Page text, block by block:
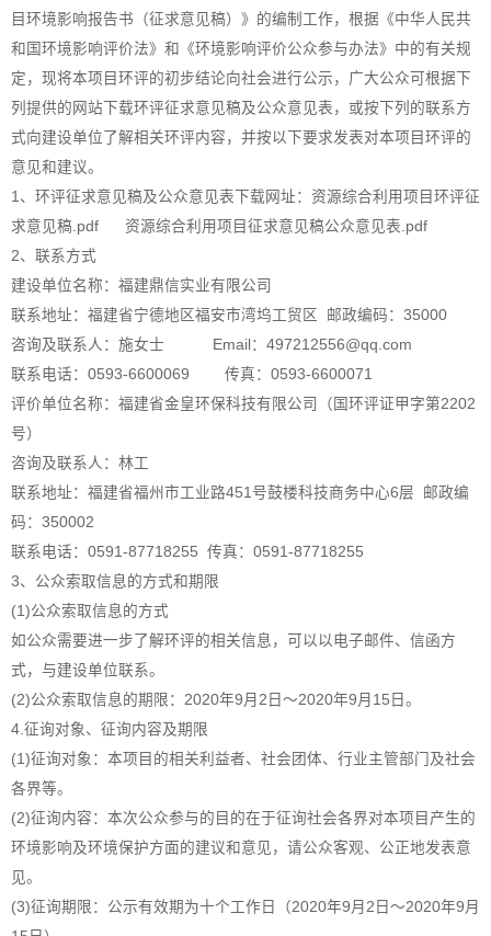
目环境影响报告书（征求意见稿）》的编制工作，根据《中华人民共
和国环境影响评价法》和《环境影响评价公众参与办法》中的有关规
定，现将本项目环评的初步结论向社会进行公示，广大公众可根据下
列提供的网站下载环评征求意见稿及公众意见表，或按下列的联系方
式向建设单位了解相关环评内容，并按以下要求发表对本项目环评的
意见和建议。
1、环评征求意见稿及公众意见表下载网址：资源综合利用项目环评征
求意见稿.pdf 资源综合利用项目征求意见稿公众意见表.pdf
2、联系方式
建设单位名称：福建鼎信实业有限公司
联系地址：福建省宁德地区福安市湾坞工贸区 邮政编码：35000
咨询及联系人：施女士 Email：497212556@qq.com
联系电话：0593-6600069 传真：0593-6600071
评价单位名称：福建省金皇环保科技有限公司（国环评证甲字第2202
号）
咨询及联系人：林工
联系地址：福建省福州市工业路451号鼓楼科技商务中心6层 邮政编
码：350002
联系电话：0591-87718255 传真：0591-87718255
3、公众索取信息的方式和期限
(1)公众索取信息的方式
如公众需要进一步了解环评的相关信息，可以以电子邮件、信函方
式，与建设单位联系。
(2)公众索取信息的期限：2020年9月2日～2020年9月15日。
4.征询对象、征询内容及期限
(1)征询对象：本项目的相关利益者、社会团体、行业主管部门及社会
各界等。
(2)征询内容：本次公众参与的目的在于征询社会各界对本项目产生的
环境影响及环境保护方面的建议和意见，请公众客观、公正地发表意
见。
(3)征询期限：公示有效期为十个工作日（2020年9月2日～2020年9月